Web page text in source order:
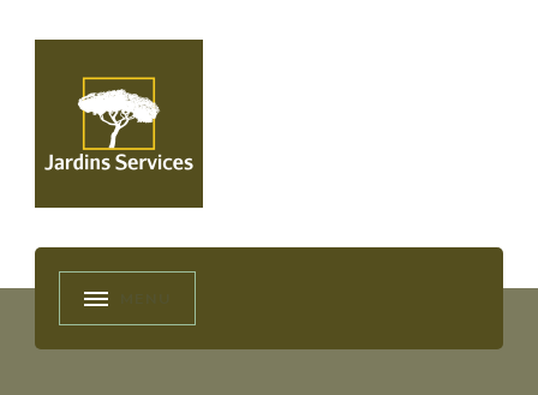
2js45
Jardins et services